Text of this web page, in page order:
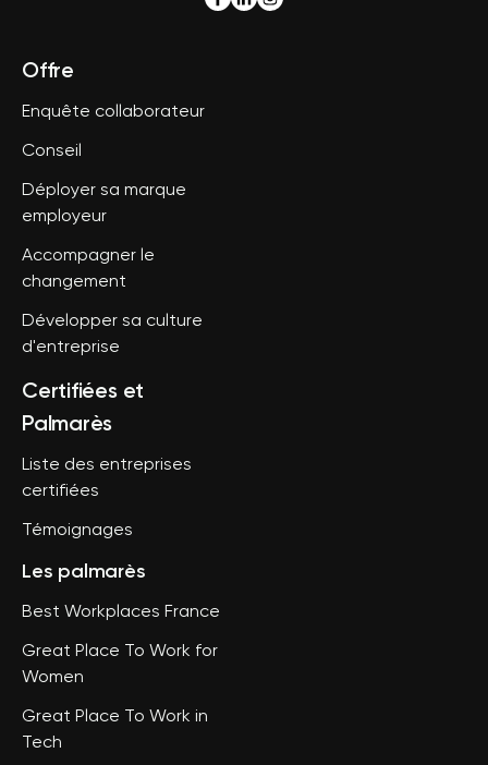
Offre
Enquête collaborateur
Conseil
Déployer sa marque
employeur
Accompagner le
changement
Développer sa culture
d'entreprise
Certifiées et
Palmarès
Liste des entreprises
certifiées
Témoignages
Les palmarès
Best Workplaces France
Great Place To Work for
Women
Great Place To Work in
Tech